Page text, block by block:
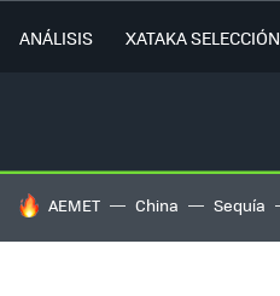
ANÁLISIS XATAKA SELECCIÓN
HOY SE HABLA DE
AEMET China Sequía